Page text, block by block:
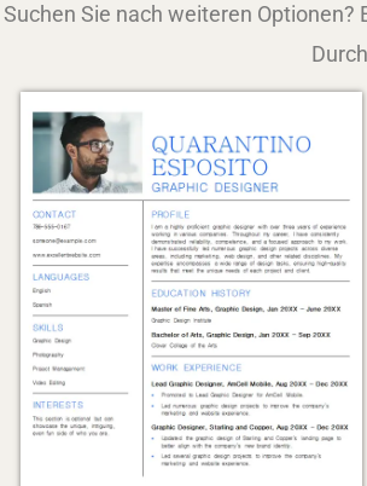
Suchen Sie nach weiteren